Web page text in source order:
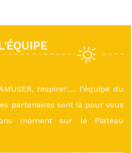
respirer..... l'équipe du
partenaires sont là pour vous
moment sur le Plateau